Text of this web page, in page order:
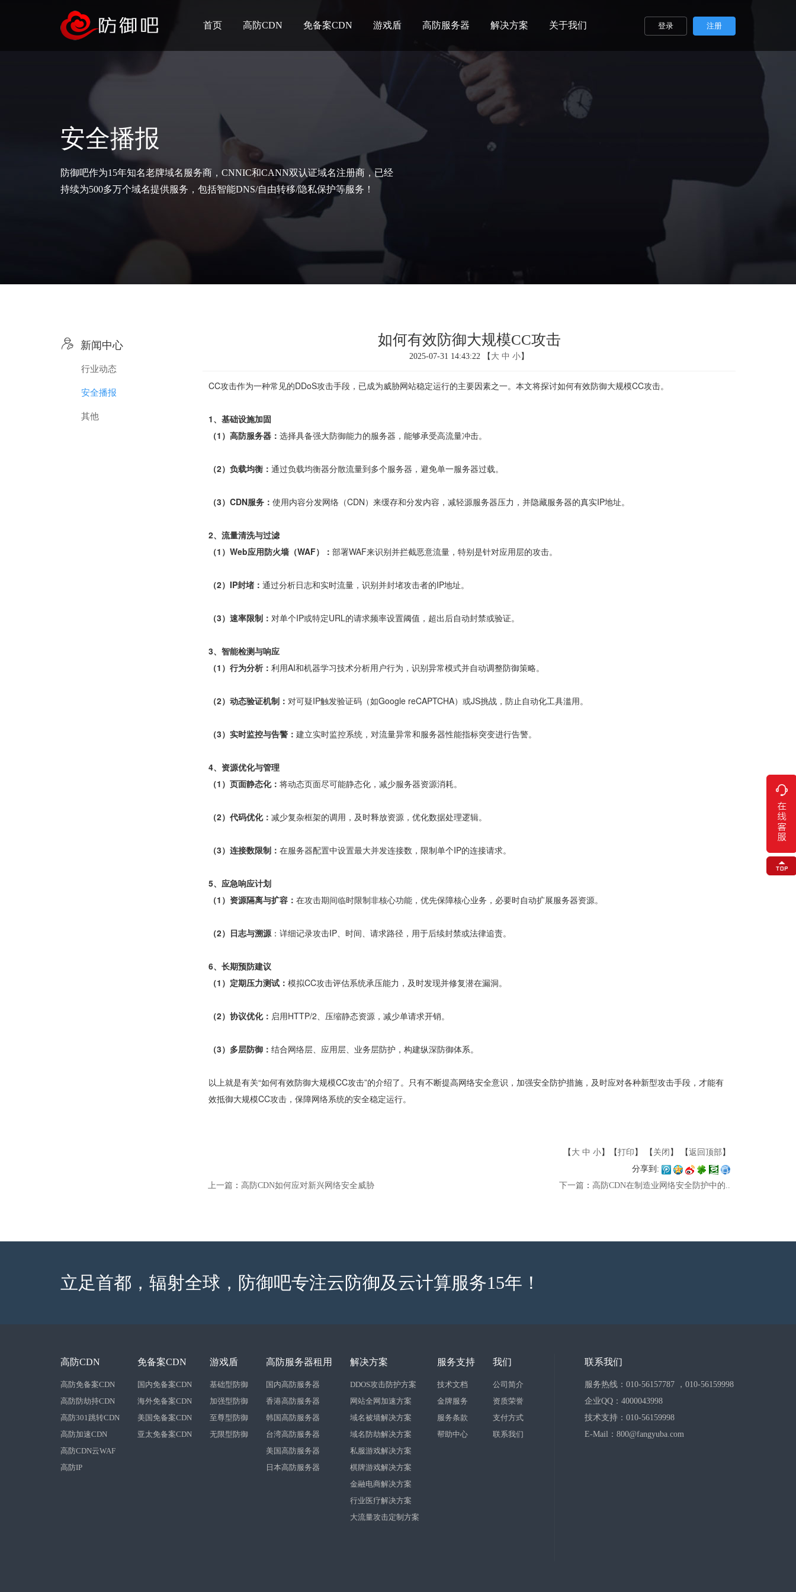
首页 高防CDN 免备案CDN 游戏盾 高防服务器 解决方案 关于我们 登录 注册
安全播报
防御吧作为15年知名老牌域名服务商，CNNIC和CANN双认证域名注册商，已经
持续为500多万个域名提供服务，包括智能DNS/自由转移/隐私保护等服务！
 新闻中心
行业动态
安全播报
其他
如何有效防御大规模CC攻击
2025-07-31 14:43:22 【 大 中 小】
CC攻击作为一种常见的DDoS攻击手段，已成为威胁网站稳定运行的主要因素之一。本文将探讨如何有效防御大规模CC攻击。
1、基础设施加固
（1）高防服务器： 选择具备强大防御能力的服务器，能够承受高流量冲击。
（2）负载均衡： 通过负载均衡器分散流量到多个服务器，避免单一服务器过载。
（3）CDN服务： 使用内容分发网络（CDN）来缓存和分发内容，减轻源服务器压力，并隐藏服务器的真实IP地址。
2、流量清洗与过滤
（1）Web应用防火墙（WAF）： 部署WAF来识别并拦截恶意流量，特别是针对应用层的攻击。
（2）IP封堵： 通过分析日志和实时流量，识别并封堵攻击者的IP地址。
（3）速率限制： 对单个IP或特定URL的请求频率设置阈值，超出后自动封禁或验证。
3、智能检测与响应
（1）行为分析： 利用AI和机器学习技术分析用户行为，识别异常模式并自动调整防御策略。
（2）动态验证机制： 对可疑IP触发验证码（如Google reCAPTCHA）或JS挑战，防止自动化工具滥用。
（3）实时监控与告警： 建立实时监控系统，对流量异常和服务器性能指标突变进行告警。
4、资源优化与管理
（1）页面静态化： 将动态页面尽可能静态化，减少服务器资源消耗。
（2）代码优化： 减少复杂框架的调用，及时释放资源，优化数据处理逻辑。
（3）连接数限制： 在服务器配置中设置最大并发连接数，限制单个IP的连接请求。
5、应急响应计划
（1）资源隔离与扩容： 在攻击期间临时限制非核心功能，优先保障核心业务，必要时自动扩展服务器资源。
（2）日志与溯源：详细记录攻击IP、时间、请求路径，用于后续封禁或法律追责。
6、长期预防建议
（1）定期压力测试： 模拟CC攻击评估系统承压能力，及时发现并修复潜在漏洞。
（2）协议优化： 启用HTTP/2、压缩静态资源，减少单请求开销。
（3）多层防御： 结合网络层、应用层、业务层防护，构建纵深防御体系。
以上就是有关“如何有效防御大规模CC攻击”的介绍了。只有不断提高网络安全意识，加强安全防护措施，及时应对各种新型攻击手段，才能有
效抵御大规模CC攻击，保障网络系统的安全稳定运行。
【 大 中 小】【打印 】 【 关闭 】 【返回顶部 】
分享到:
上一篇 ： 高防CDN如何应对新兴网络安全威胁 下一篇 ： 高防CDN在制造业网络安全防护中的..
立足首都，辐射全球，防御吧专注云防御及云计算服务15年！
高防CDN
高防免备案CDN
高防防劫持CDN
高防301跳转CDN
高防加速CDN
高防CDN云WAF
高防IP
免备案CDN
国内免备案CDN
海外免备案CDN
美国免备案CDN
亚太免备案CDN
游戏盾
基础型防御
加强型防御
至尊型防御
无限型防御
高防服务器租用
国内高防服务器
香港高防服务器
韩国高防服务器
台湾高防服务器
美国高防服务器
日本高防服务器
解决方案
DDOS攻击防护方案
网站全网加速方案
域名被墙解决方案
域名防劫解决方案
私服游戏解决方案
棋牌游戏解决方案
金融电商解决方案
行业医疗解决方案
大流量攻击定制方案
服务支持
技术文档
金牌服务
服务条款
帮助中心
我们
公司简介
资质荣誉
支付方式
联系我们
联系我们
服务热线：010-56157787 ，010-56159998
企业QQ：4000043998
技术支持：010-56159998
E-Mail：800@fangyuba.com